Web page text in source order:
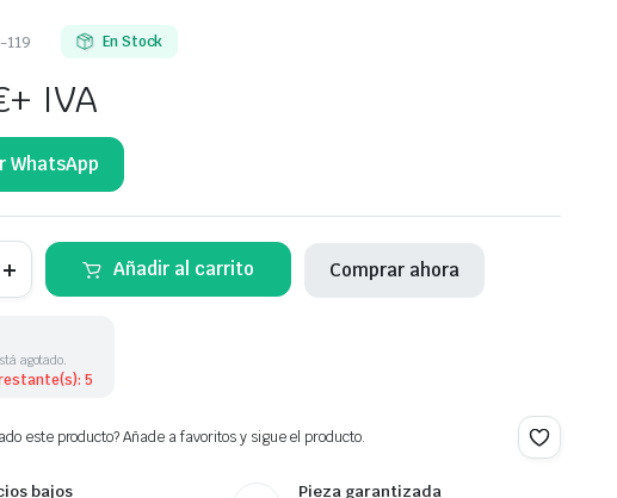
119 En Stock
+ IVA
WhatsApp
Añadir al carrito Comprar ahora
agotado.
5
este producto? Añade a favoritos y sigue el producto.
bajos Pieza garantizada